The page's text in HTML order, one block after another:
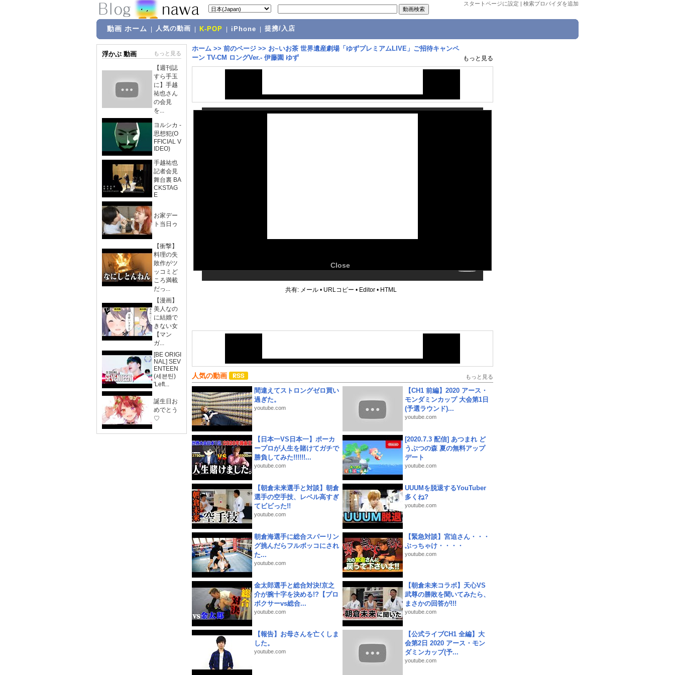
スタートページに設定 | 検索プロバイダを追加
動画 ホーム 人気の動画 K-POP iPhone 提携/入店
浮かぶ 動画 もっと見る
【週刊誌
すら手玉
に】手越
祐也さん
の会見
を...
ヨルシカ -
思想犯(O
FFICIAL V
IDEO)
手越祐也
記者会見
舞台裏 BA
CKSTAG
E
お家デー
ト当日ゥ
【衝撃】
料理の失
敗作がツ
ッコミど
ころ満載
だっ...
【漫画】
美人なの
に結婚で
きない女
【マン
ガ...
[BE ORIGI
NAL] SEV
ENTEEN
(세븐틴)
'Left...
誕生日お
めでとう
♡
ホーム >> 前のページ >> お~いお茶 世界遺産劇場「ゆずプレミアムLIVE」ご招待キャンペ
ーン TV-CM ロングVer.- 伊藤園 ゆず
もっと見る
Close
共有: メール • URLコピー • Editor • HTML
人気の動画 もっと見る
間違えてストロングゼロ買い
過ぎた。
youtube.com
【CH1 前編】2020 アース・
モンダミンカップ 大会第1日
(予選ラウンド)...
youtube.com
【日本一VS日本一】ポーカ
ープロが人生を賭けてガチで
勝負してみた!!!!!!...
youtube.com
[2020.7.3 配信] あつまれ ど
うぶつの森 夏の無料アップ
デート
youtube.com
【朝倉未来選手と対談】朝倉
選手の空手技、レベル高すぎ
てビビった!!
youtube.com
UUUMを脱退するYouTuber
多くね?
youtube.com
朝倉海選手に総合スパーリン
グ挑んだらフルボッコにされ
た...
youtube.com
【緊急対談】宮迫さん・・・
ぶっちゃけ・・・・
youtube.com
金太郎選手と総合対決!京之
介が腕十字を決める!?【プロ
ボクサーvs総合...
youtube.com
【朝倉未来コラボ】天心VS
武尊の勝敗を聞いてみたら、
まさかの回答が!!!
youtube.com
【報告】お母さんを亡くしま
した。
youtube.com
【公式ライブCH1 全編】大
会第2日 2020 アース・モン
ダミンカップ(予...
youtube.com